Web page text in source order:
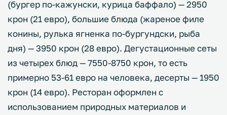
(бургер по-кажунски, курица баффало) — 2950
крон (21 евро), большие блюда (жареное филе
конины, рулька ягненка по-бургундски, рыба
дня) — 3950 крон (28 евро). Дегустационные сеты
из четырех блюд — 7550-8750 крон, то есть
примерно 53-61 евро на человека, десерты — 1950
крон (14 евро). Ресторан оформлен с
использованием природных материалов и